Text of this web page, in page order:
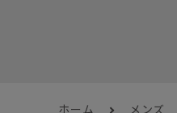
ホーム メンズ